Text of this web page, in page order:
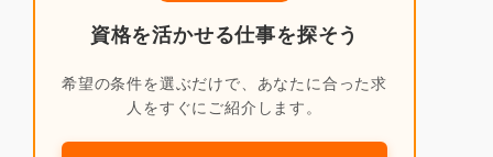
資格を活かせる仕事を探そう
希望の条件を選ぶだけで、あなたに合った求
人をすぐにご紹介します。